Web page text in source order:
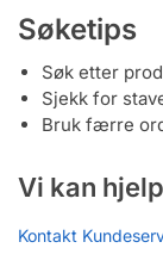
Søketips
Søk etter
Sjekk for
Bruk færre
Vi kan
Kontakt